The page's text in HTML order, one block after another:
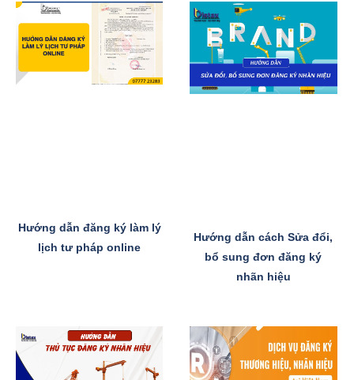
Hướng dẫn đăng ký làm lý
lịch tư pháp online
Hướng dẫn cách Sửa đổi,
bổ sung đơn đăng ký
nhãn hiệu